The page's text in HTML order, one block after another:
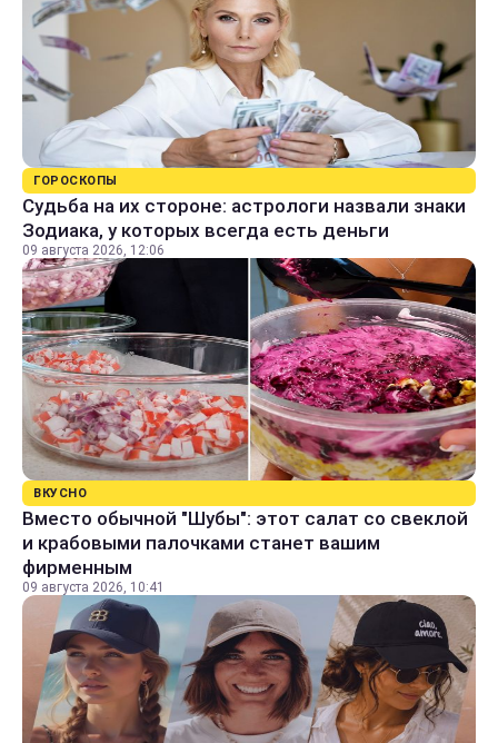
ГОРОСКОПЫ
Судьба на их стороне: астрологи назвали знаки
Зодиака, у которых всегда есть деньги
09 августа 2026, 12:06
ВКУСНО
Вместо обычной "Шубы": этот салат со свеклой
и крабовыми палочками станет вашим
фирменным
09 августа 2026, 10:41